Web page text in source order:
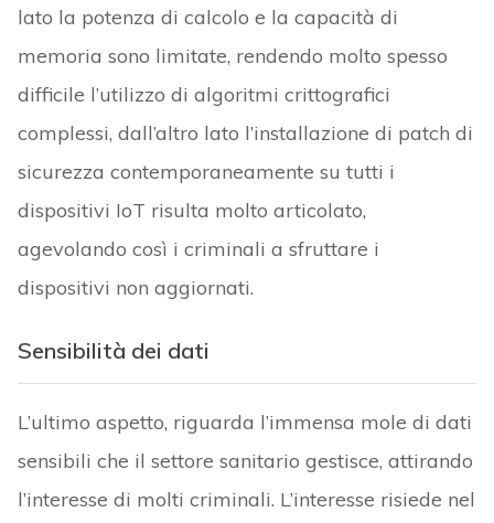
lato la potenza di calcolo e la capacità di
memoria sono limitate, rendendo molto spesso
difficile l’utilizzo di algoritmi crittografici
complessi, dall’altro lato l’installazione di patch di
sicurezza contemporaneamente su tutti i
dispositivi IoT risulta molto articolato,
agevolando così i criminali a sfruttare i
dispositivi non aggiornati.
Sensibilità dei dati
L’ultimo aspetto, riguarda l’immensa mole di dati
sensibili che il settore sanitario gestisce, attirando
l’interesse di molti criminali. L’interesse risiede nel